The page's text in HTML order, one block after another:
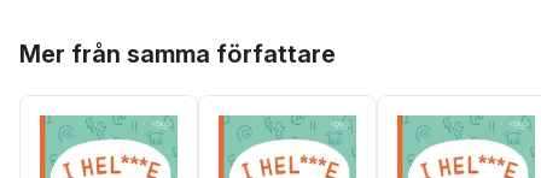
Mer från samma författare